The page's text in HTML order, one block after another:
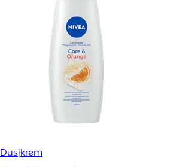
Dusjkrem